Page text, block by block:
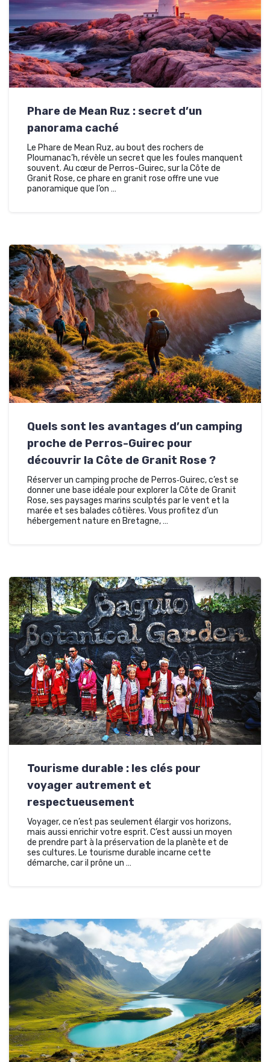
Phare de Mean Ruz : secret d’un
panorama caché
Le Phare de Mean Ruz, au bout des rochers de
Ploumanac’h, révèle un secret que les foules manquent
souvent. Au cœur de Perros-Guirec, sur la Côte de
Granit Rose, ce phare en granit rose offre une vue
panoramique que l’on …
Quels sont les avantages d’un camping
proche de Perros-Guirec pour
découvrir la Côte de Granit Rose ?
Réserver un camping proche de Perros‑Guirec, c’est se
donner une base idéale pour explorer la Côte de Granit
Rose, ses paysages marins sculptés par le vent et la
marée et ses balades côtières. Vous profitez d’un
hébergement nature en Bretagne, …
Tourisme durable : les clés pour
voyager autrement et
respectueusement
Voyager, ce n’est pas seulement élargir vos horizons,
mais aussi enrichir votre esprit. C’est aussi un moyen
de prendre part à la préservation de la planète et de
ses cultures. Le tourisme durable incarne cette
démarche, car il prône un …